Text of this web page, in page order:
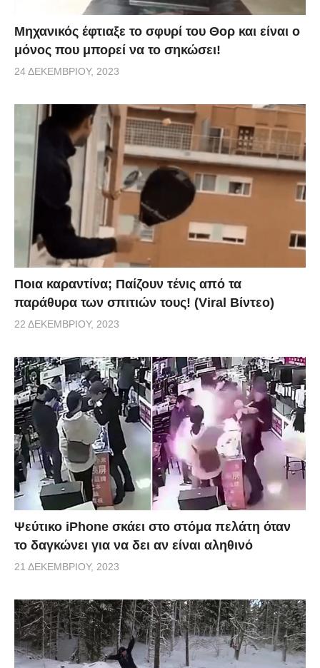
Μηχανικός έφτιαξε το σφυρί του Θορ και είναι ο
μόνος που μπορεί να το σηκώσει!
24 ΔΕΚΕΜΒΡΊΟΥ, 2023
Ποια καραντίνα; Παίζουν τένις από τα
παράθυρα των σπιτιών τους! (Viral Βίντεο)
22 ΔΕΚΕΜΒΡΊΟΥ, 2023
Ψεύτικο iPhone σκάει στο στόμα πελάτη όταν
το δαγκώνει για να δει αν είναι αληθινό
21 ΔΕΚΕΜΒΡΊΟΥ, 2023